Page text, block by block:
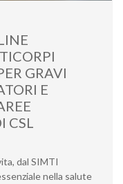
GRAVI
E
CSL
dal SIMTI
nella salute